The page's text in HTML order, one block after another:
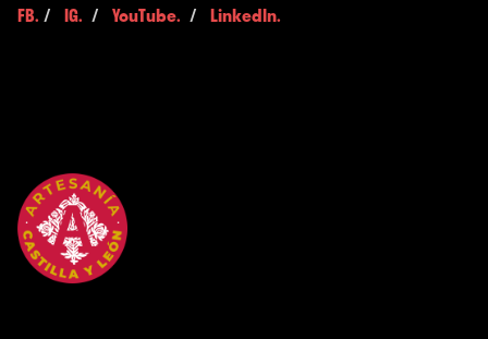
FB. / IG. / YouTube. / LinkedIn.